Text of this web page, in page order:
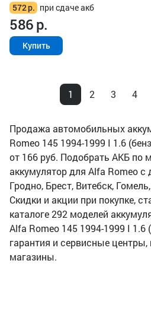
572р. при сдаче акб
586р.
Купить
1 2 3 4
Продажа автомобильных
Romeo 145 1994-1999 I 1.6
от 166 руб. Подобрать АКБ по
аккумулятор для Alfa Romeo с
Гродно, Брест, Витебск,
Скидки и акции при покупке,
каталоге 292 моделей
Alfa Romeo 145 1994-1999 I
гарантия и сервисные
магазины.